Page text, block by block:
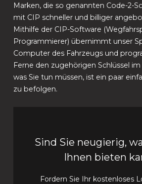
Marken, die so genannten Code-2-
mit CIP schneller und billiger
Mithilfe der CIP-Software
Programmierer) übernimmt unser
Computer des Fahrzeugs und
Ferne den zugehörigen Schlüssel im
was Sie tun müssen, ist ein paar
zu befolgen.
Sind Sie neugierig,
Ihnen bieten
Fordern Sie Ihr kostenloses